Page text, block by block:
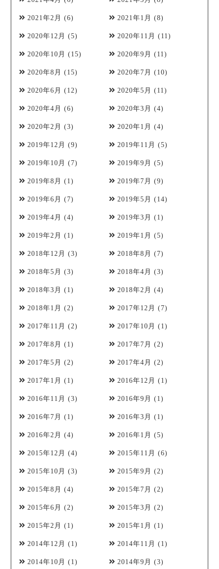
2021年2月 (6) 2021年1月 (8)
2020年12月 (5) 2020年11月 (11)
2020年10月 (15) 2020年9月 (11)
2020年8月 (15) 2020年7月 (10)
2020年6月 (12) 2020年5月 (11)
2020年4月 (6) 2020年3月 (4)
2020年2月 (3) 2020年1月 (4)
2019年12月 (9) 2019年11月 (5)
2019年10月 (7) 2019年9月 (5)
2019年8月 (1) 2019年7月 (9)
2019年6月 (7) 2019年5月 (14)
2019年4月 (4) 2019年3月 (1)
2019年2月 (1) 2019年1月 (5)
2018年12月 (3) 2018年8月 (7)
2018年5月 (3) 2018年4月 (3)
2018年3月 (1) 2018年2月 (4)
2018年1月 (2) 2017年12月 (7)
2017年11月 (2) 2017年10月 (1)
2017年8月 (1) 2017年7月 (2)
2017年5月 (2) 2017年4月 (2)
2017年1月 (1) 2016年12月 (1)
2016年11月 (3) 2016年9月 (1)
2016年7月 (1) 2016年3月 (1)
2016年2月 (4) 2016年1月 (5)
2015年12月 (4) 2015年11月 (6)
2015年10月 (3) 2015年9月 (2)
2015年8月 (4) 2015年7月 (2)
2015年6月 (2) 2015年3月 (2)
2015年2月 (1) 2015年1月 (1)
2014年12月 (1) 2014年11月 (1)
2014年10月 (1) 2014年9月 (3)